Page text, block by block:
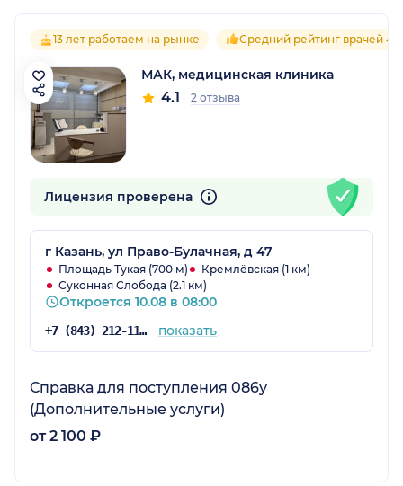
13 лет работаем на рынке Средний рейтинг врачей 4.1
МАК, медицинская клиника
4.1 2 отзыва
Лицензия проверена
г Казань, ул Право-Булачная, д 47
Площадь Тукая (700 м)
Кремлёвская (1 км)
Суконная Слобода (2.1 км)
Откроется 10.08 в 08:00
+7 (843) 212-11-10 показать
Справка для поступления 086у
(Дополнительные услуги)
от 2 100 ₽